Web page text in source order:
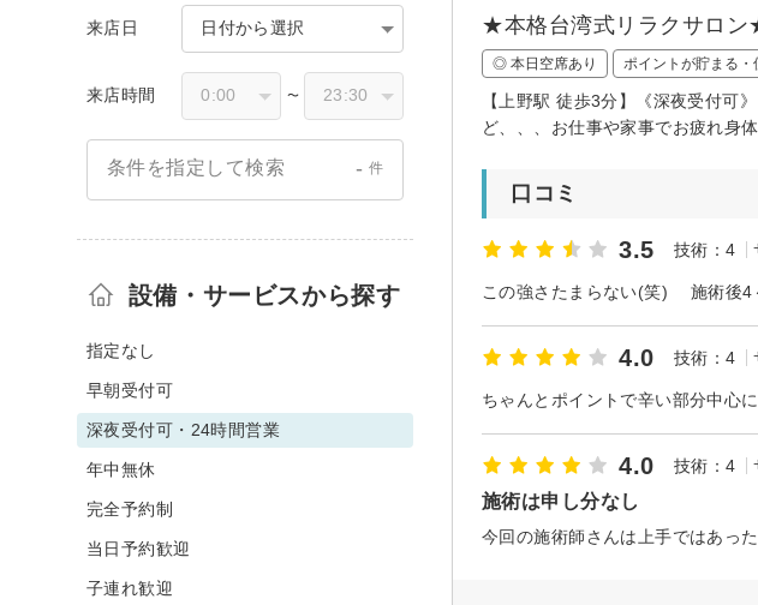
★本格台湾式リラクサロ
◎ 本日空席あり ポイントが貯まる・
【上野駅 徒歩3分】《深夜受付可
ど、、、お仕事や家事でお疲れ身
口コミ
3.5 技術：4
この強さたまらない(笑) 施術後4
4.0 技術：4
ちゃんとポイントで辛い部分中心
4.0 技術：4
施術は申し分なし
来店日 日付から選択
来店時間 〜
条件を指定して検索 - 件
設備・サービスから探す
指定なし
早朝受付可
深夜受付可・24時間営業
年中無休
完全予約制
当日予約歓迎
子連れ歓迎